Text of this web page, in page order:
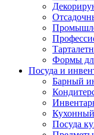
Формы
Посуда и
Барный
Посуда